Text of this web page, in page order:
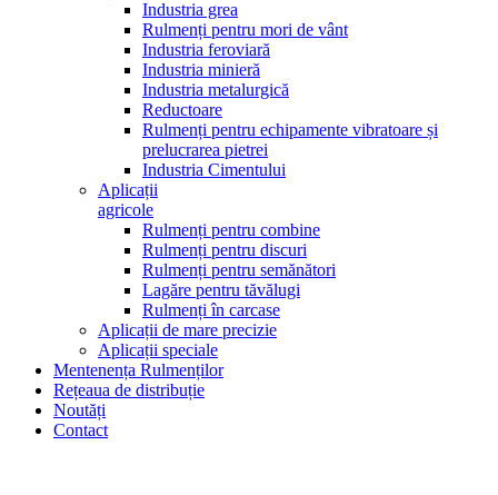
Industria grea
Rulmenți pentru mori de vânt
Industria feroviară
Industria minieră
Industria metalurgică
Reductoare
Rulmenți pentru echipamente vibratoare și
prelucrarea pietrei
Industria Cimentului
Aplicații
agricole
Rulmenți pentru combine
Rulmenți pentru discuri
Rulmenți pentru semănători
Lagăre pentru tăvălugi
Rulmenți în carcase
Aplicații de mare precizie
Aplicații speciale
Mentenența Rulmenților
Rețeaua de distribuție
Noutăți
Contact